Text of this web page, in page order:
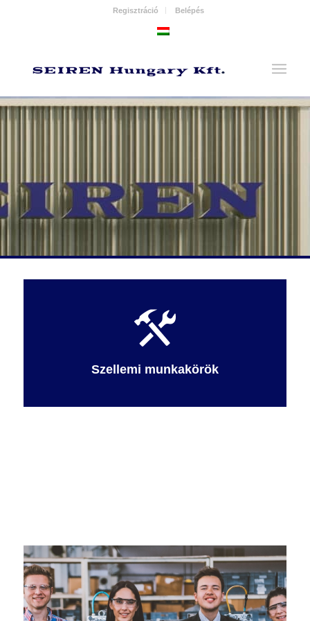
Regisztráció Belépés
Szellemi munkakörök